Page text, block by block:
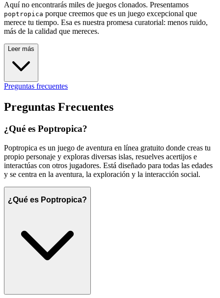
Aquí no encontrarás miles de juegos clonados. Presentamos
poptropica porque creemos que es un juego excepcional que
merece tu tiempo. Esa es nuestra promesa curatorial: menos ruido,
más de la calidad que mereces.
Leer más
Preguntas frecuentes
Preguntas Frecuentes
¿Qué es Poptropica?
Poptropica es un juego de aventura en línea gratuito donde creas tu
propio personaje y exploras diversas islas, resuelves acertijos e
interactúas con otros jugadores. Está diseñado para todas las edades
y se centra en la aventura, la exploración y la interacción social.
¿Qué es Poptropica?